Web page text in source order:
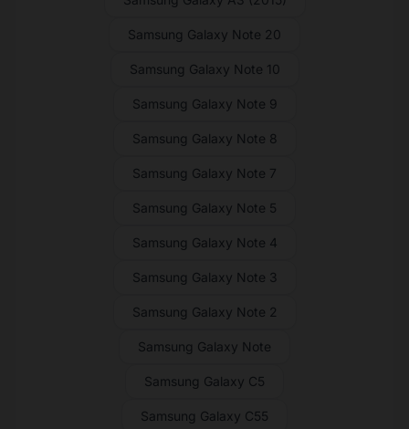
Samsung Galaxy Note 20
Samsung Galaxy Note 10
Samsung Galaxy Note 9
Samsung Galaxy Note 8
Samsung Galaxy Note 7
Samsung Galaxy Note 5
Samsung Galaxy Note 4
Samsung Galaxy Note 3
Samsung Galaxy Note 2
Samsung Galaxy Note
Samsung Galaxy C5
Samsung Galaxy C55